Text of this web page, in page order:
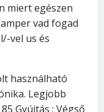
miert egészen
vad fogad
vel us és
használható
Legjobb
Gyújtás : Végső